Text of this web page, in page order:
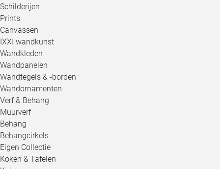
Schilderijen
Prints
Canvassen
IXXI wandkunst
Wandkleden
Wandpanelen
Wandtegels & -borden
Wandornamenten
Verf & Behang
Muurverf
Behang
Behangcirkels
Eigen Collectie
Koken & Tafelen